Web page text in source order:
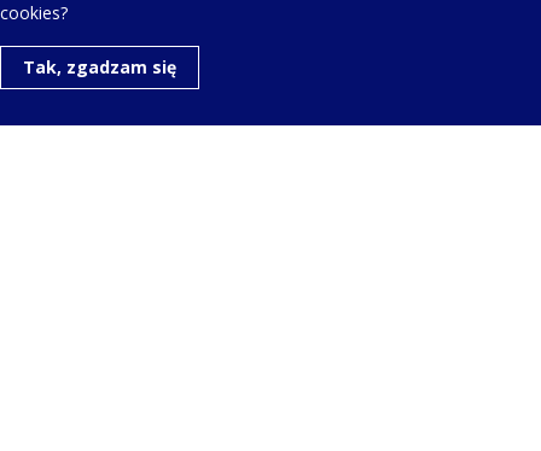
KONTAKT Z NAMI
cookies?
Tak, zgadzam się